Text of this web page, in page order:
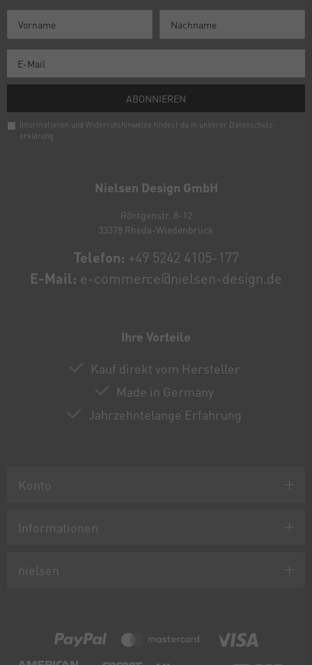
Nielsen Design GmbH
Röntgenstr. 8-12
33378 Rheda-Wiedenbrück
Telefon: +49 5242 4105-177
E-Mail: e-commerce@nielsen-design.de
Ihre Vorteile
Kauf direkt vom Hersteller
Made in Germany
Jahrzehntelange Erfahrung
Konto
Informationen
nielsen
ABONNIEREN
Informationen und Widerrufshinweise findest du in unserer Daten­schutz­
erklärung